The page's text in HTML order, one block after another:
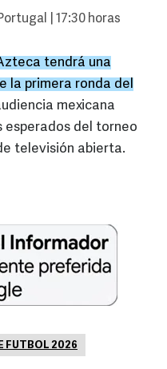
| 17:30 horas
tendrá una
la primera ronda del
mexicana
esperados del torneo
televisión abierta.
FUTBOL 2026